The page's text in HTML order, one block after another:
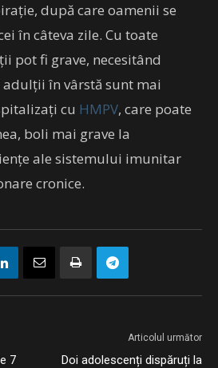
după care oamenii se
în câteva zile. Cu toate
pot fi grave, necesitând
în vârstă sunt mai
cu HMPV, care poate
boli mai grave la
ale sistemului imunitar
cronice.
7
Articolul următor
Doi adolescenți dispăruți la